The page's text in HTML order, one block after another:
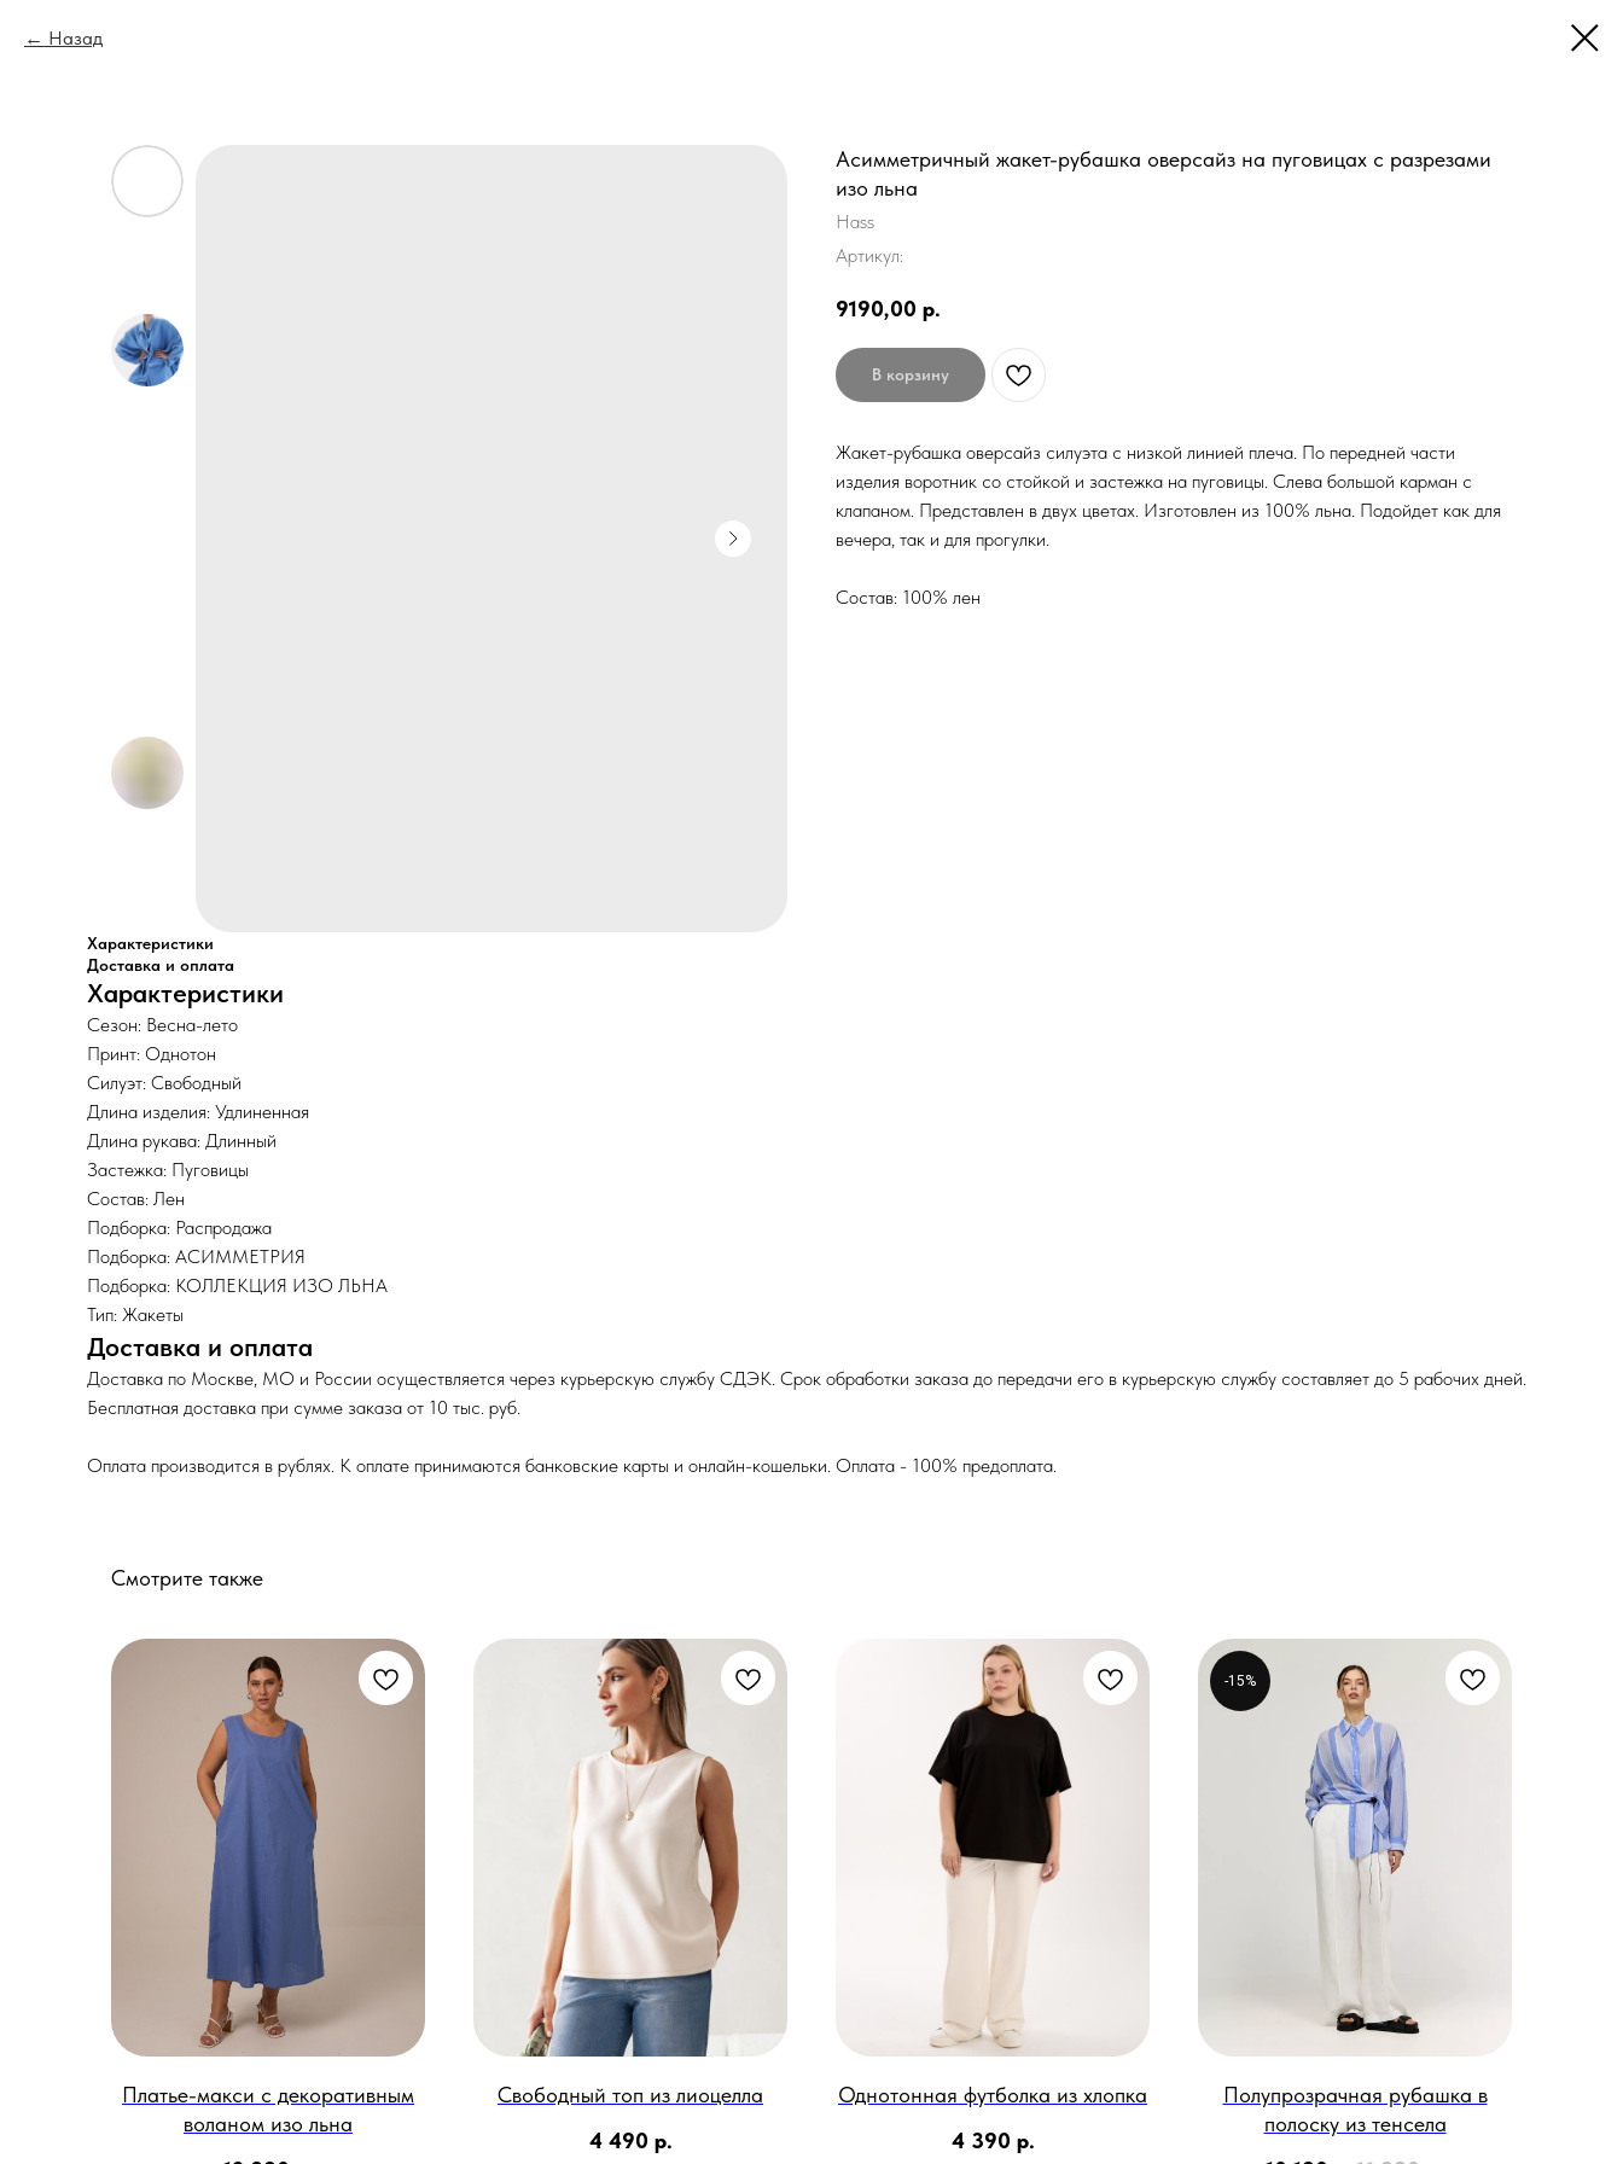
Назад
Асимметричный жакет-рубашка оверсайз на пуговицах с разрезами
изо льна
Hass
Артикул:
9190,00 р.
В корзину
Жакет-рубашка оверсайз силуэта с низкой линией плеча. По передней части
изделия воротник со стойкой и застежка на пуговицы. Слева большой карман с
клапаном. Представлен в двух цветах. Изготовлен из 100% льна. Подойдет как для
вечера, так и для прогулки.
Состав: 100% лен
Характеристики
Доставка и оплата
Характеристики
Сезон: Весна-лето
Принт: Однотон
Силуэт: Свободный
Длина изделия: Удлиненная
Длина рукава: Длинный
Застежка: Пуговицы
Состав: Лен
Подборка: Распродажа
Подборка: АСИММЕТРИЯ
Подборка: КОЛЛЕКЦИЯ ИЗО ЛЬНА
Тип: Жакеты
Доставка и оплата
Доставка по Москве, МО и России осуществляется через курьерскую службу СДЭК. Срок обработки заказа до передачи его в курьерскую службу составляет до 5 рабочих дней.
Бесплатная доставка при сумме заказа от 10 тыс. руб.
Оплата производится в рублях. К оплате принимаются банковские карты и онлайн-кошельки. Оплата - 100% предоплата.
Смотрите также
Платье-макси с декоративным
воланом изо льна
Свободный топ из лиоцелла
4 490 р.
Однотонная футболка из хлопка
4 390 р.
-15%
Полупрозрачная рубашка в
полоску из тенсела